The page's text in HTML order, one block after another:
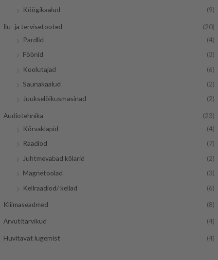
Köögikaalud
(9)
Ilu- ja tervisetooted
(20)
Pardlid
(4)
Föönid
(3)
Koolutajad
(6)
Saunakaalud
(2)
Juukselõikusmasinad
(2)
Audiotehnika
(23)
Kõrvaklapid
(4)
Raadiod
(7)
Juhtmevabad kõlarid
(2)
Magnetoolad
(3)
Kellraadiod/ kellad
(6)
Kliimaseadmed (8)
Arvutitarvikud (4)
Huvitavat lugemist (4)